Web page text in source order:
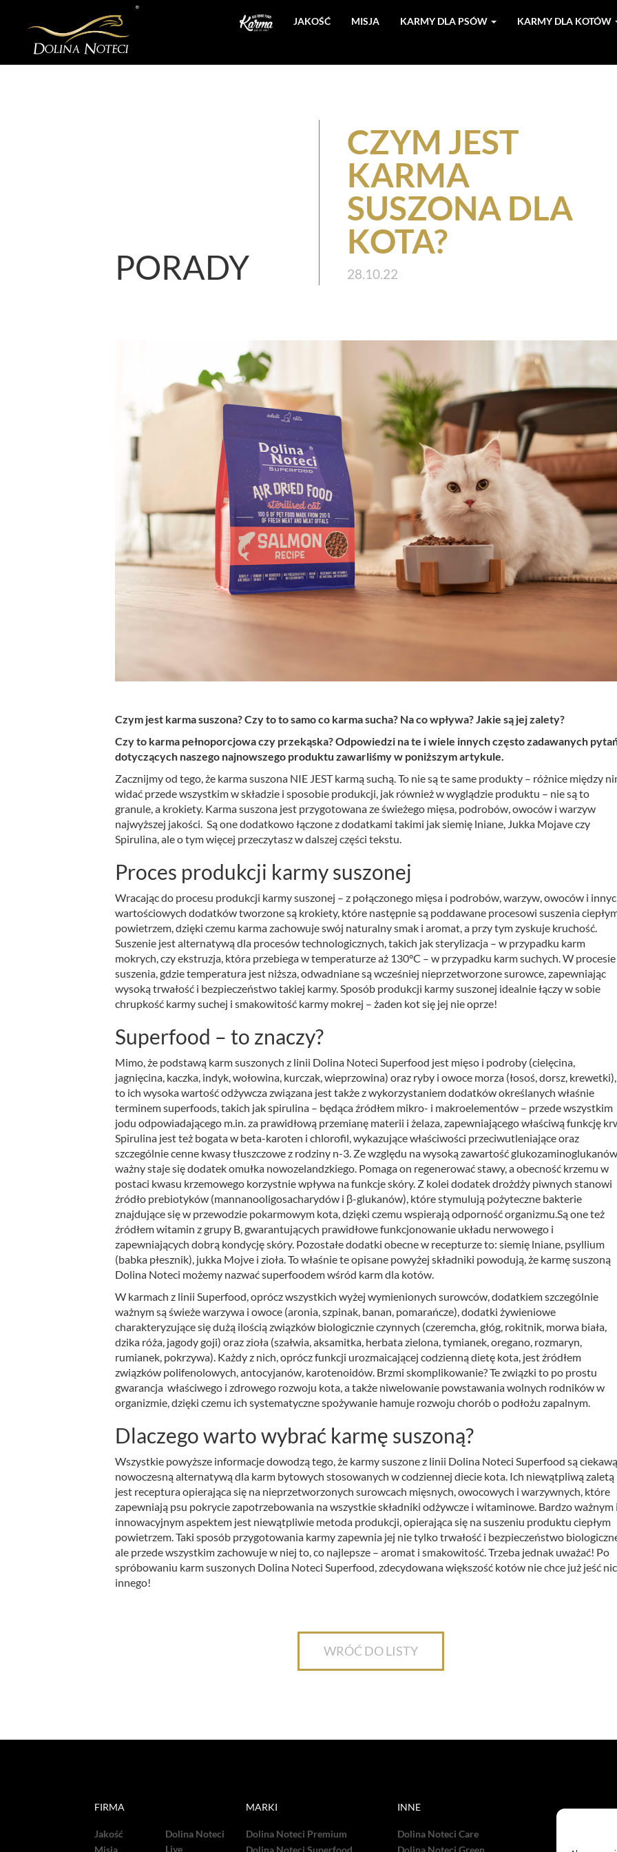
JAKOŚĆ MISJA KARMY DLA PSÓW KARMY DLA KOTÓW
PORADY
CZYM JEST
KARMA
SUSZONA DLA
KOTA?
28.10.22
Czym jest karma suszona? Czy to to samo co karma sucha? Na co wpływa? Jakie są jej zalety?
Czy to karma pełnoporcjowa czy przekąska? Odpowiedzi na te i wiele innych często zadawanych
dotyczących naszego najnowszego produktu zawarliśmy w poniższym artykule.
Zacznijmy od tego, że karma suszona NIE JEST karmą suchą. To nie są te same produkty – różnice między
widać przede wszystkim w składzie i sposobie produkcji, jak również w wyglądzie produktu – nie są to
granule, a krokiety. Karma suszona jest przygotowana ze świeżego mięsa, podrobów, owoców i warzyw
najwyższej jakości. Są one dodatkowo łączone z dodatkami takimi jak siemię lniane, Jukka Mojave czy
Spirulina, ale o tym więcej przeczytasz w dalszej części tekstu.
Proces produkcji karmy suszonej
Wracając do procesu produkcji karmy suszonej – z połączonego mięsa i podrobów, warzyw, owoców i
wartościowych dodatków tworzone są krokiety, które następnie są poddawane procesowi suszenia
powietrzem, dzięki czemu karma zachowuje swój naturalny smak i aromat, a przy tym zyskuje kruchość.
Suszenie jest alternatywą dla procesów technologicznych, takich jak sterylizacja – w przypadku karm
mokrych, czy ekstruzja, która przebiega w temperaturze aż 130°C – w przypadku karm suchych. W procesie
suszenia, gdzie temperatura jest niższa, odwadniane są wcześniej nieprzetworzone surowce, zapewniając
wysoką trwałość i bezpieczeństwo takiej karmy. Sposób produkcji karmy suszonej idealnie łączy w sobie
chrupkość karmy suchej i smakowitość karmy mokrej – żaden kot się jej nie oprze!
Superfood – to znaczy?
Mimo, że podstawą karm suszonych z linii Dolina Noteci Superfood jest mięso i podroby (cielęcina,
jagnięcina, kaczka, indyk, wołowina, kurczak, wieprzowina) oraz ryby i owoce morza (łosoś, dorsz, krewetki),
to ich wysoka wartość odżywcza związana jest także z wykorzystaniem dodatków określanych właśnie
terminem superfoods, takich jak spirulina – będąca źródłem mikro- i makroelementów – przede wszystkim
jodu odpowiadającego m.in. za prawidłową przemianę materii i żelaza, zapewniającego właściwą funkcję
Spirulina jest też bogata w beta-karoten i chlorofil, wykazujące właściwości przeciwutleniające oraz
szczególnie cenne kwasy tłuszczowe z rodziny n-3. Ze względu na wysoką zawartość glukozaminoglukanów
ważny staje się dodatek omułka nowozelandzkiego. Pomaga on regenerować stawy, a obecność krzemu w
postaci kwasu krzemowego korzystnie wpływa na funkcje skóry. Z kolei dodatek drożdży piwnych stanowi
źródło prebiotyków (mannanooligosacharydów i β-glukanów), które stymulują pożyteczne bakterie
znajdujące się w przewodzie pokarmowym kota, dzięki czemu wspierają odporność organizmu.Są one też
źródłem witamin z grupy B, gwarantujących prawidłowe funkcjonowanie układu nerwowego i
zapewniających dobrą kondycję skóry. Pozostałe dodatki obecne w recepturze to: siemię lniane, psyllium
(babka płesznik), jukka Mojve i zioła. To właśnie te opisane powyżej składniki powodują, że karmę suszoną
Dolina Noteci możemy nazwać superfoodem wśród karm dla kotów.
W karmach z linii Superfood, oprócz wszystkich wyżej wymienionych surowców, dodatkiem szczególnie
ważnym są świeże warzywa i owoce (aronia, szpinak, banan, pomarańcze), dodatki żywieniowe
charakteryzujące się dużą ilością związków biologicznie czynnych (czeremcha, głóg, rokitnik, morwa biała,
dzika róża, jagody goji) oraz zioła (szałwia, aksamitka, herbata zielona, tymianek, oregano, rozmaryn,
rumianek, pokrzywa). Każdy z nich, oprócz funkcji urozmaicającej codzienną dietę kota, jest źródłem
związków polifenolowych, antocyjanów, karotenoidów. Brzmi skomplikowanie? Te związki to po prostu
gwarancja właściwego i zdrowego rozwoju kota, a także niwelowanie powstawania wolnych rodników w
organizmie, dzięki czemu ich systematyczne spożywanie hamuje rozwoju chorób o podłożu zapalnym.
Dlaczego warto wybrać karmę suszoną?
Wszystkie powyższe informacje dowodzą tego, że karmy suszone z linii Dolina Noteci Superfood są
nowoczesną alternatywą dla karm bytowych stosowanych w codziennej diecie kota. Ich niewątpliwą zaletą
jest receptura opierająca się na nieprzetworzonych surowcach mięsnych, owocowych i warzywnych, które
zapewniają psu pokrycie zapotrzebowania na wszystkie składniki odżywcze i witaminowe. Bardzo ważnym
innowacyjnym aspektem jest niewątpliwie metoda produkcji, opierająca się na suszeniu produktu ciepłym
powietrzem. Taki sposób przygotowania karmy zapewnia jej nie tylko trwałość i bezpieczeństwo
ale przede wszystkim zachowuje w niej to, co najlepsze – aromat i smakowitość. Trzeba jednak uważać! Po
spróbowaniu karm suszonych Dolina Noteci Superfood, zdecydowana większość kotów nie chce już jeść nic
innego!
WRÓĆ DO LISTY
FIRMA
Jakość
Dolina Noteci
Live
MARKI
Dolina Noteci Premium
INNE
Dolina Noteci Care